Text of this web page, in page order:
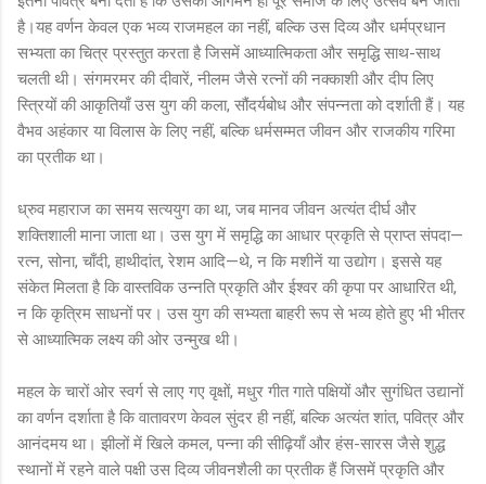
है।यह वर्णन केवल एक भव्य राजमहल का नहीं, बल्कि उस दिव्य और धर्मप्रधान
सभ्यता का चित्र प्रस्तुत करता है जिसमें आध्यात्मिकता और समृद्धि साथ-साथ
चलती थी। संगमरमर की दीवारें, नीलम जैसे रत्नों की नक्काशी और दीप लिए
स्त्रियों की आकृतियाँ उस युग की कला, सौंदर्यबोध और संपन्नता को दर्शाती हैं। यह
वैभव अहंकार या विलास के लिए नहीं, बल्कि धर्मसम्मत जीवन और राजकीय गरिमा
का प्रतीक था।
ध्रुव महाराज का समय सत्ययुग का था, जब मानव जीवन अत्यंत दीर्घ और
शक्तिशाली माना जाता था। उस युग में समृद्धि का आधार प्रकृति से प्राप्त संपदा—
रत्न, सोना, चाँदी, हाथीदांत, रेशम आदि—थे, न कि मशीनें या उद्योग। इससे यह
संकेत मिलता है कि वास्तविक उन्नति प्रकृति और ईश्वर की कृपा पर आधारित थी,
न कि कृत्रिम साधनों पर। उस युग की सभ्यता बाहरी रूप से भव्य होते हुए भी भीतर
से आध्यात्मिक लक्ष्य की ओर उन्मुख थी।
महल के चारों ओर स्वर्ग से लाए गए वृक्षों, मधुर गीत गाते पक्षियों और सुगंधित उद्यानों
का वर्णन दर्शाता है कि वातावरण केवल सुंदर ही नहीं, बल्कि अत्यंत शांत, पवित्र और
आनंदमय था। झीलों में खिले कमल, पन्ना की सीढ़ियाँ और हंस-सारस जैसे शुद्ध
स्थानों में रहने वाले पक्षी उस दिव्य जीवनशैली का प्रतीक हैं जिसमें प्रकृति और